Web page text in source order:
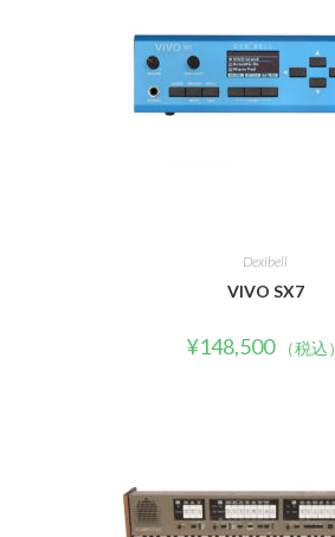
Dexibell
VIVO SX7
¥148,500 （税込）